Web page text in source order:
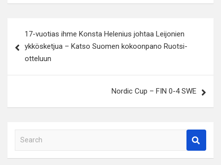
selaus
17-vuotias ihme Konsta Helenius johtaa Leijonien
ykkösketjua – Katso Suomen kokoonpano Ruotsi-
otteluun
Nordic Cup – FIN 0-4 SWE
a